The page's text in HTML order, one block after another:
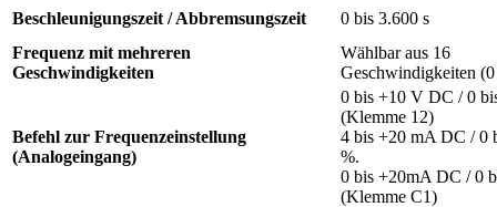
Beschleunigungszeit / Abbremsungszeit
0 bis 3.600 s
Frequenz mit mehreren
Geschwindigkeiten
Wählbar aus 16
Geschwindigkeiten
Befehl zur Frequenzeinstellung
(Analogeingang)
0 bis +10 V DC / 0
(Klemme 12)
4 bis +20 mA DC / 0
%.
0 bis +20mA DC / 0
(Klemme C1)